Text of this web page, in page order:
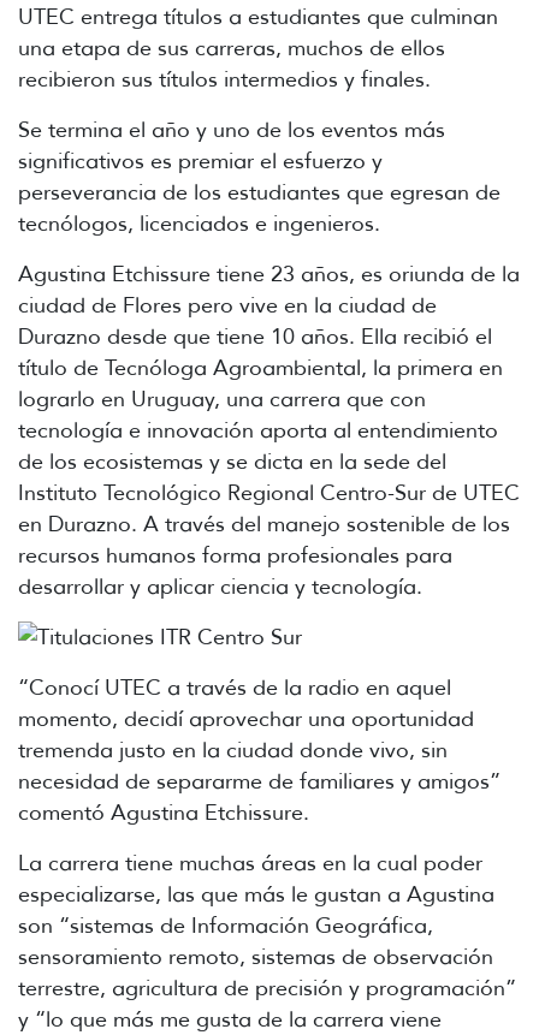
UTEC entrega títulos a estudiantes que culminan
una etapa de sus carreras, muchos de ellos
recibieron sus títulos intermedios y finales.
Se termina el año y uno de los eventos más
significativos es premiar el esfuerzo y
perseverancia de los estudiantes que egresan de
tecnólogos, licenciados e ingenieros.
Agustina Etchissure tiene 23 años, es oriunda de la
ciudad de Flores pero vive en la ciudad de
Durazno desde que tiene 10 años. Ella recibió el
título de Tecnóloga Agroambiental, la primera en
lograrlo en Uruguay, una carrera que con
tecnología e innovación aporta al entendimiento
de los ecosistemas y se dicta en la sede del
Instituto Tecnológico Regional Centro-Sur de UTEC
en Durazno. A través del manejo sostenible de los
recursos humanos forma profesionales para
desarrollar y aplicar ciencia y tecnología.
“Conocí UTEC a través de la radio en aquel
momento, decidí aprovechar una oportunidad
tremenda justo en la ciudad donde vivo, sin
necesidad de separarme de familiares y amigos”
comentó Agustina Etchissure.
La carrera tiene muchas áreas en la cual poder
especializarse, las que más le gustan a Agustina
son “sistemas de Información Geográfica,
sensoramiento remoto, sistemas de observación
terrestre, agricultura de precisión y programación”
y “lo que más me gusta de la carrera viene